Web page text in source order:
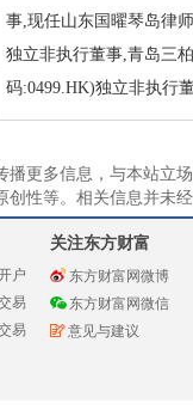
事,现任山东国曜琴岛律
独立非执行董事,青岛三
码:0499.HK)独立非执行
播更多信息，与本站立
性等。相关信息并未
户
易
易
关注东方财富
东方财富网微博
东方财富网微信
意见与建议